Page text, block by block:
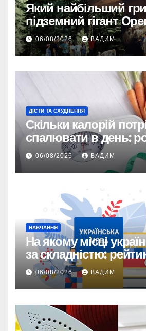
Який найбільший
підземний гігант
06/08/2026 ВАДИМ
ДІЄТИ ТА СХУДНЕННЯ
Скільки калорій
спалювати в день:
TDEE і безпечні
06/08/2026 ВАДИМ
НАВЧАННЯ
На якому місці
за складністю:
реальність
06/08/2026 ВАДИМ